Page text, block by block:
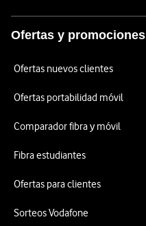
Ofertas y promociones
Ofertas nuevos clientes
Ofertas portabilidad móvil
Comparador fibra y móvil
Fibra estudiantes
Ofertas para clientes
Sorteos Vodafone